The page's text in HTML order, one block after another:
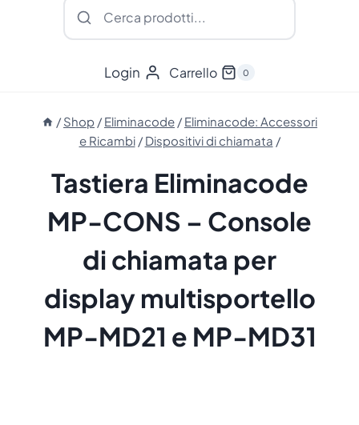
Login Carrello 0
/ Shop / Eliminacode / Eliminacode: Accessori
e Ricambi / Dispositivi di chiamata /
Tastiera Eliminacode
MP-CONS – Console
di chiamata per
display multisportello
MP-MD21 e MP-MD31